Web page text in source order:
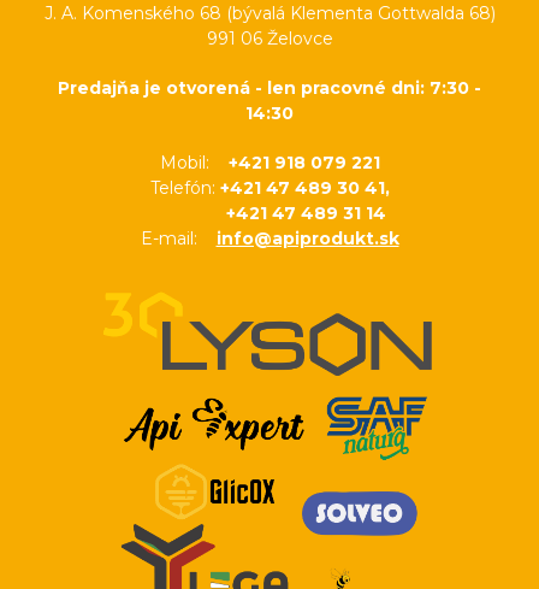
J. A. Komenského 68 (bývalá Klementa Gottwalda 68)
991 06 Želovce
Predajňa je otvorená - len pracovné dni: 7:30 -
14:30
Mobil: +421 918 079 221
Telefón: +421 47 489 30 41,
+421 47 489 31 14
E-mail: info@apiprodukt.sk